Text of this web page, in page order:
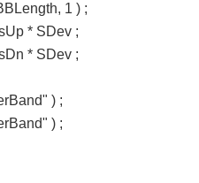
1 ) ;
* SDev ;
* SDev ;
) ;
) ;